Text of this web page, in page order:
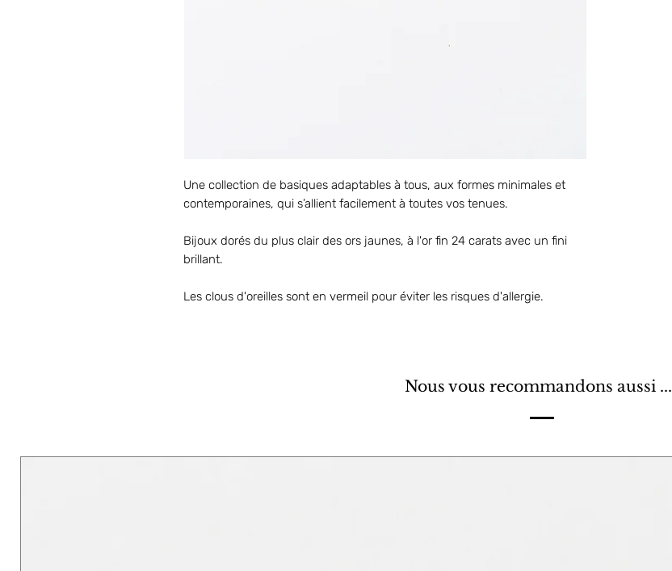
Une collection de basiques adaptables à tous, aux formes minimales et
contemporaines, qui s’allient facilement à toutes vos tenues.
Bijoux dorés du plus clair des ors jaunes, à l'or fin 24 carats avec un fini
brillant.
Les clous d'oreilles sont en vermeil pour éviter les risques d'allergie.
Nous vous recommandons aussi ...